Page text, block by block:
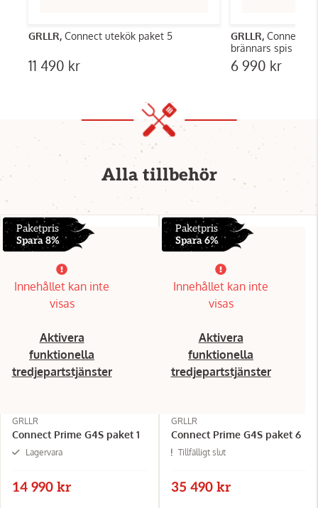
GRLLR, Connect utekök paket 5
11 490 kr
GRLLR, Connect®
brännars spis
6 990 kr
Alla tillbehör
Paketpris
Spara 8%
Innehållet kan inte
visas
Aktivera
funktionella
tredjepartstjänster
GRLLR
Connect Prime G4S paket 1
Lagervara
14 990 kr
Paketpris
Spara 6%
Innehållet kan inte
visas
Aktivera
funktionella
tredjepartstjänster
GRLLR
Connect Prime G4S paket 6
Tillfälligt slut
35 490 kr